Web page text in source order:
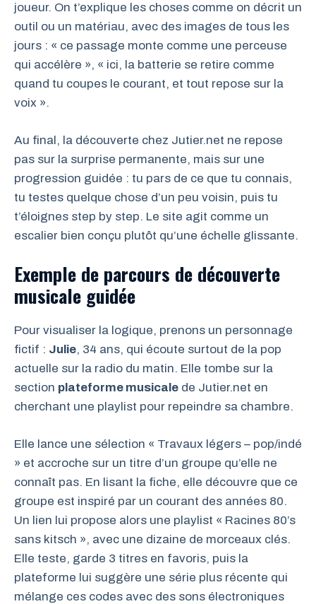
joueur. On t’explique les choses comme on décrit un
outil ou un matériau, avec des images de tous les
jours : « ce passage monte comme une perceuse
qui accélère », « ici, la batterie se retire comme
quand tu coupes le courant, et tout repose sur la
voix ».
Au final, la découverte chez Jutier.net ne repose
pas sur la surprise permanente, mais sur une
progression guidée : tu pars de ce que tu connais,
tu testes quelque chose d’un peu voisin, puis tu
t’éloignes step by step. Le site agit comme un
escalier bien conçu plutôt qu’une échelle glissante.
Exemple de parcours de découverte
musicale guidée
Pour visualiser la logique, prenons un personnage
fictif : Julie, 34 ans, qui écoute surtout de la pop
actuelle sur la radio du matin. Elle tombe sur la
section plateforme musicale de Jutier.net en
cherchant une playlist pour repeindre sa chambre.
Elle lance une sélection « Travaux légers – pop/indé
» et accroche sur un titre d’un groupe qu’elle ne
connaît pas. En lisant la fiche, elle découvre que ce
groupe est inspiré par un courant des années 80.
Un lien lui propose alors une playlist « Racines 80’s
sans kitsch », avec une dizaine de morceaux clés.
Elle teste, garde 3 titres en favoris, puis la
plateforme lui suggère une série plus récente qui
mélange ces codes avec des sons électroniques